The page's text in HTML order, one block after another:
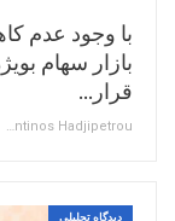
با وجود عدم
بازار سهام
قرار…
Constantinos Hadjipetrou
دیدگاه تحلیلی